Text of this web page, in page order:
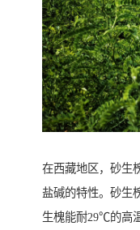
在西藏地区，砂生
盐碱的特性。砂生
生槐能耐29℃的高